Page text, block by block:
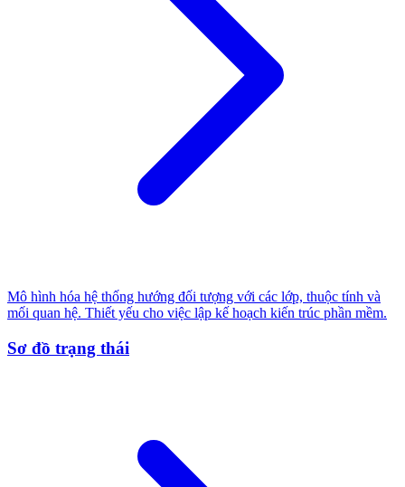
Mô hình hóa hệ thống hướng đối tượng với các lớp, thuộc tính và
mối quan hệ. Thiết yếu cho việc lập kế hoạch kiến trúc phần mềm.
Sơ đồ trạng thái